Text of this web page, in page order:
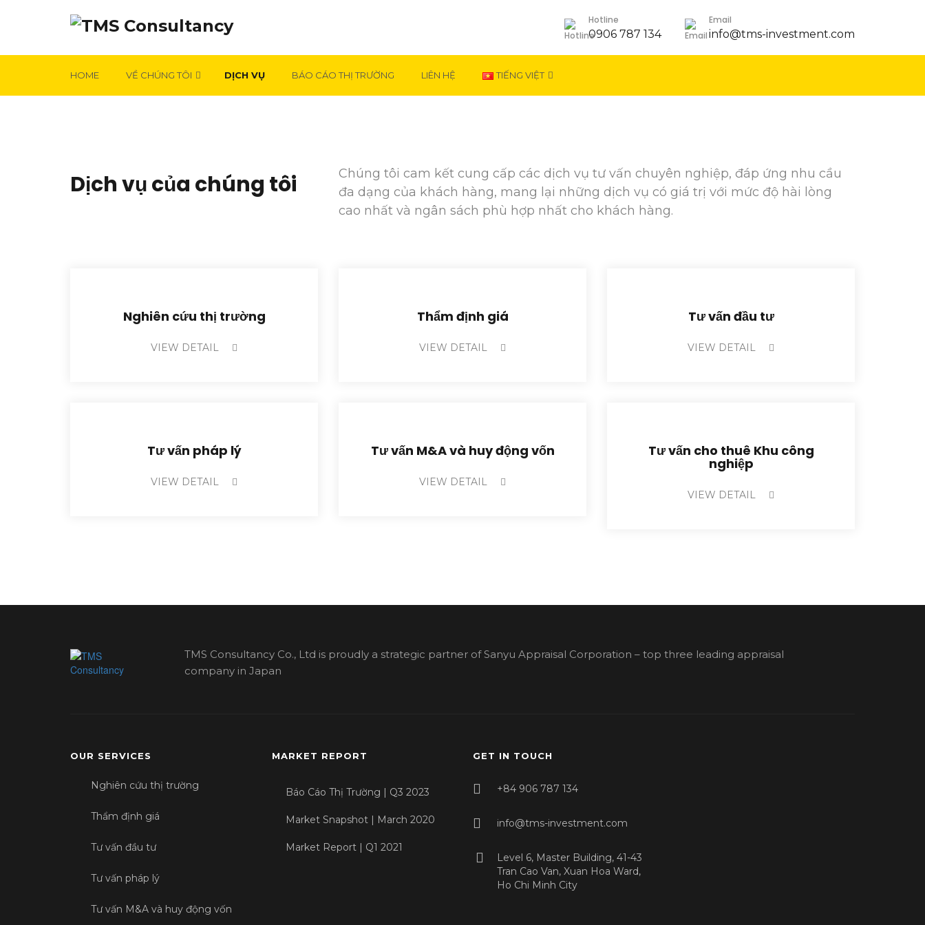
Hotline
0906 787 134
Email
info@tms-investment.com
HOME VỀ CHÚNG TÔI DỊCH VỤ BÁO CÁO THỊ TRƯỜNG LIÊN HỆ TIẾNG VIỆT
Dịch vụ của chúng tôi
Chúng tôi cam kết cung cấp các dịch vụ tư vấn chuyên nghiệp, đáp ứng nhu cầu
đa dạng của khách hàng, mang lại những dịch vụ có giá trị với mức độ hài lòng
cao nhất và ngân sách phù hợp nhất cho khách hàng.
Nghiên cứu thị trường
VIEW DETAIL
Thẩm định giá
VIEW DETAIL
Tư vấn đầu tư
VIEW DETAIL
Tư vấn pháp lý
VIEW DETAIL
Tư vấn M&A và huy động vốn
VIEW DETAIL
Tư vấn cho thuê Khu công
nghiệp
VIEW DETAIL
TMS Consultancy Co., Ltd is proudly a strategic partner of Sanyu Appraisal Corporation – top three leading appraisal
company in Japan
OUR SERVICES
Nghiên cứu thị trường
Thẩm định giá
Tư vấn đầu tư
Tư vấn pháp lý
Tư vấn M&A và huy động vốn
MARKET REPORT
Báo Cáo Thị Trường | Q3 2023
Market Snapshot | March 2020
Market Report | Q1 2021
GET IN TOUCH
+84 906 787 134
info@tms-investment.com
Level 6, Master Building, 41-43
Tran Cao Van, Xuan Hoa Ward,
Ho Chi Minh City